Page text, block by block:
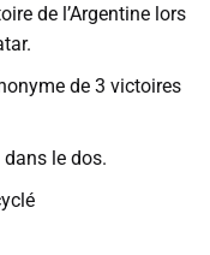
de l’Argentine lors
de 3 victoires
dans le dos.